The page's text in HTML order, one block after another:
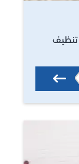
تنظيف